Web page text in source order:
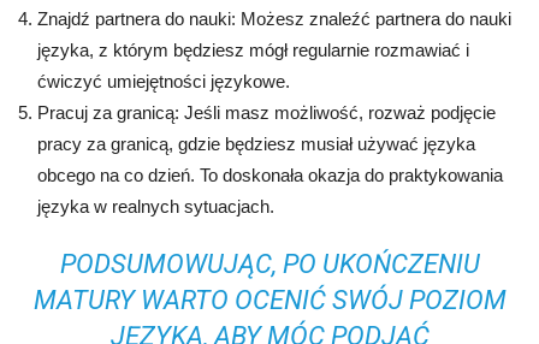
Znajdź partnera do nauki: Możesz znaleźć partnera do nauki
języka, z którym będziesz mógł regularnie rozmawiać i
ćwiczyć umiejętności językowe.
Pracuj za granicą: Jeśli masz możliwość, rozważ podjęcie
pracy za granicą, gdzie będziesz musiał używać języka
obcego na co dzień. To doskonała okazja do praktykowania
języka w realnych sytuacjach.
PODSUMOWUJĄC, PO UKOŃCZENIU
MATURY WARTO OCENIĆ SWÓJ POZIOM
JĘZYKA, ABY MÓC PODJĄĆ